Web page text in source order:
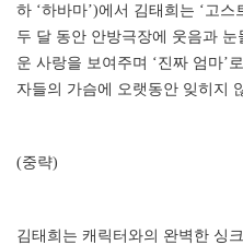
하 ‘하바마’)에서 김태희는 ‘고
두 달 동안 안방극장에 웃음과
운 사랑을 보여주며 ‘진짜 엄마’
자들의 가슴에 오랫동안 잊히지
(중략)
김태희는 캐릭터와의 완벽한 싱